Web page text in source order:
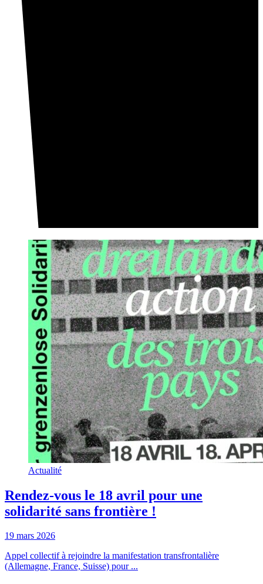
Actualité
Rendez-vous le 18 avril pour une
solidarité sans frontière !
19 mars 2026
Appel collectif à rejoindre la manifestation transfrontalière
(Allemagne, France, Suisse) pour ...